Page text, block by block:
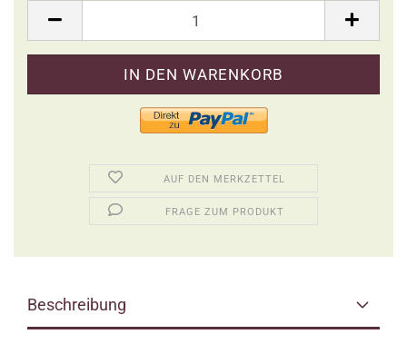
AUF DEN MERKZETTEL
FRAGE ZUM PRODUKT
Beschreibung